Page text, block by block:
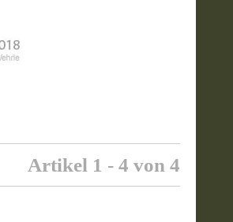
Artikel 1 - 4 von 4